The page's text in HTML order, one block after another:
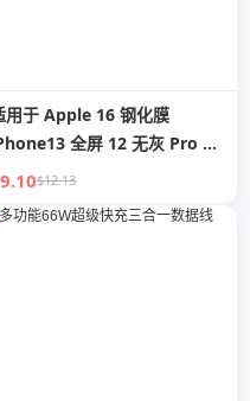
X
用于 Apple 16 钢化膜
全屏 12 无灰 Pro 仓
手机膜 14 防窥 X
XR 膜 16 新款 plus 壳
防摔 Por
$12.13